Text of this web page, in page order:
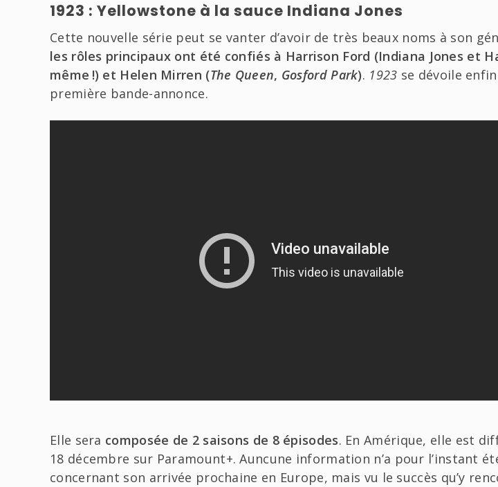
1923 : Yellowstone à la sauce Indiana Jones
Cette nouvelle série peut se vanter d’avoir de très beaux noms à son
les rôles principaux ont été confiés à Harrison Ford (Indiana Jones et
même !) et Helen Mirren (The Queen, Gosford Park). 1923 se dévoile
première bande-annonce.
Elle sera composée de 2 saisons de 8 épisodes. En Amérique, elle est
18 décembre sur Paramount+. Auncune information n’a pour l’instant
concernant son arrivée prochaine en Europe, mais vu le succès qu’y